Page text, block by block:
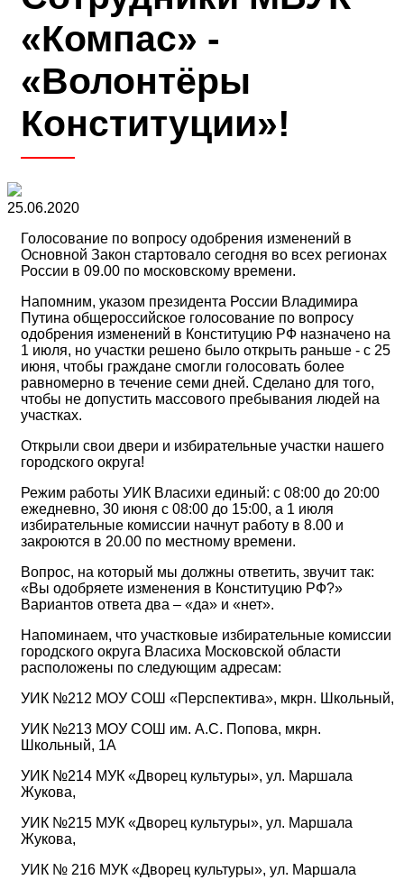
«Компас» -
«Волонтёры
Конституции»!
25.06.2020
Голосование по вопросу одобрения изменений в
Основной Закон стартовало сегодня во всех регионах
России в 09.00 по московскому времени.
Напомним, указом президента России Владимира
Путина общероссийское голосование по вопросу
одобрения изменений в Конституцию РФ назначено на
1 июля, но участки решено было открыть раньше - с 25
июня, чтобы граждане смогли голосовать более
равномерно в течение семи дней. Сделано для того,
чтобы не допустить массового пребывания людей на
участках.
Открыли свои двери и избирательные участки нашего
городского округа!
Режим работы УИК Власихи единый: с 08:00 до 20:00
ежедневно, 30 июня с 08:00 до 15:00, а 1 июля
избирательные комиссии начнут работу в 8.00 и
закроются в 20.00 по местному времени.
Вопрос, на который мы должны ответить, звучит так:
«Вы одобряете изменения в Конституцию РФ?»
Вариантов ответа два – «да» и «нет».
Напоминаем, что участковые избирательные комиссии
городского округа Власиха Московской области
расположены по следующим адресам:
УИК №212 МОУ СОШ «Перспектива», мкрн. Школьный,
УИК №213 МОУ СОШ им. А.С. Попова, мкрн.
Школьный, 1А
УИК №214 МУК «Дворец культуры», ул. Маршала
Жукова,
УИК №215 МУК «Дворец культуры», ул. Маршала
Жукова,
УИК № 216 МУК «Дворец культуры», ул. Маршала